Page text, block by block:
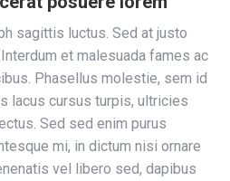
sagittis luctus. Sed at justo
et malesuada fames ac
Phasellus molestie, sem id
lacus cursus turpis, ultricies
Sed sed enim purus
mi, in dictum nisi ornare
vel libero sed, dapibus